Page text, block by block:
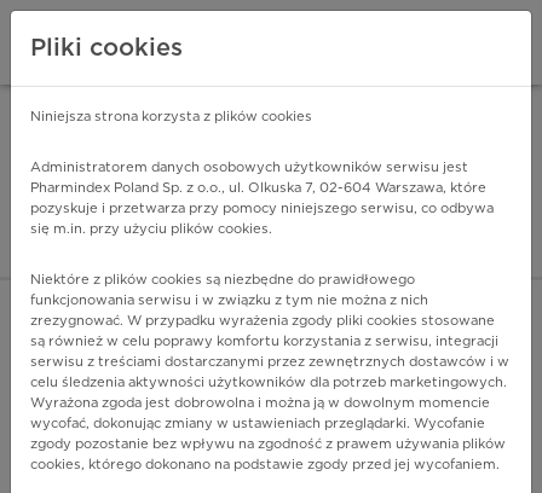
Pharmindex - lider
ZALOGUJ SIĘ
POKAŻ FILTRY
Pharmindex
Pliki cookies
Niniejsza strona korzysta z plików cookies
Administratorem danych osobowych użytkowników serwisu jest
Pharmindex Poland Sp. z o.o., ul. Olkuska 7, 02-604 Warszawa, które
pozyskuje i przetwarza przy pomocy niniejszego serwisu, co odbywa
się m.in. przy użyciu plików cookies.
Niektóre z plików cookies są niezbędne do prawidłowego
funkcjonowania serwisu i w związku z tym nie można z nich
zrezygnować. W przypadku wyrażenia zgody pliki cookies stosowane
są również w celu poprawy komfortu korzystania z serwisu, integracji
serwisu z treściami dostarczanymi przez zewnętrznych dostawców i w
celu śledzenia aktywności użytkowników dla potrzeb marketingowych.
Wyrażona zgoda jest dobrowolna i można ją w dowolnym momencie
wycofać, dokonując zmiany w ustawieniach przeglądarki. Wycofanie
zgody pozostanie bez wpływu na zgodność z prawem używania plików
cookies, którego dokonano na podstawie zgody przed jej wycofaniem.
ZA DARMO - w Google Play INSTALUJ